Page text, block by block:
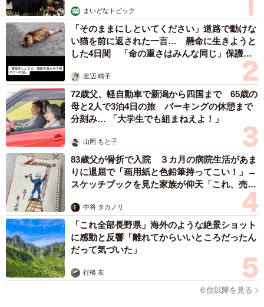
まいどなトピック
「そのままにしといてください」道路で動けな
い猫を前に返された一言… 懸命に生きようと
した4日間 「命の重さはみんな同じ」保護団
渡辺 晴子
72歳父、軽自動車で新潟から四国まで 65歳の
母と2人で3泊4日の旅 パーキングの休憩まで
分刻み… 「大学生でも組まねえよ！」
山岡 もと子
83歳父が骨折で入院 ３カ月の病院生活があま
りに退屈で「画用紙と色鉛筆持ってこい！」→
スケッチブックを見た家族が仰天「これ、売れ
中将 タカノリ
「これ全部長野県」海外のような絶景ショット
に感動と反響「離れてからいいところだったん
だって気づいた」
行橋 友
６位以降を見る